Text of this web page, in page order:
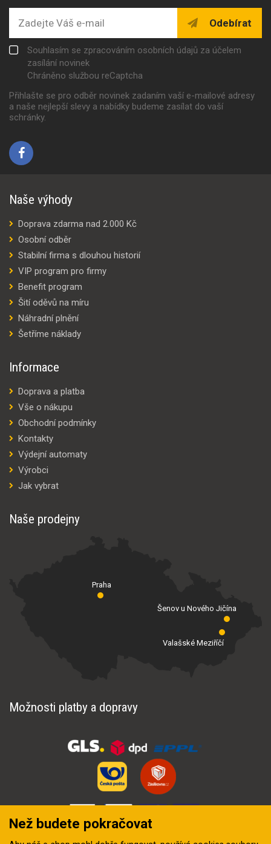
Odebírat
Souhlasím se zpracováním osobních údajů za účelem
zasílání novinek
Chráněno službou reCaptcha
Přihlašte se pro odběr novinek zadaním vaší e-mailové adresy
a naše nejlepší slevy a nabídky budeme zasílat do vaší
schránky.
Naše výhody
Doprava zdarma nad 2.000 Kč
Osobní odběr
Stabilní firma s dlouhou historií
VIP program pro firmy
Benefit program
Šití oděvů na míru
Náhradní plnění
Šetříme náklady
Informace
Doprava a platba
Vše o nákupu
Obchodní podmínky
Kontakty
Výdejní automaty
Výrobci
Jak vybrat
Naše prodejny
Praha
Valašské Meziříčí
Šenov u Nového Jičína
Možnosti platby a dopravy
Než budete pokračovat